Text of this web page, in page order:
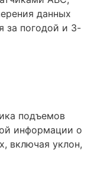
данных
за погодой и 3-
подъемов
информации о
включая уклон,